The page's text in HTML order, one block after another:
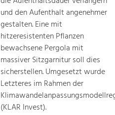
und den Aufenthalt angenehmer
gestalten. Eine mit
hitzeresistenten Pflanzen
bewachsene Pergola mit
massiver Sitzgarnitur soll dies
sicherstellen. Umgesetzt wurde
Letzteres im Rahmen der
(KLAR Invest).